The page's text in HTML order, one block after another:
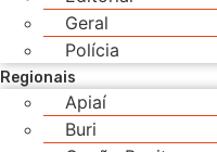
Geral
Polícia
Regionais
Apiaí
Buri